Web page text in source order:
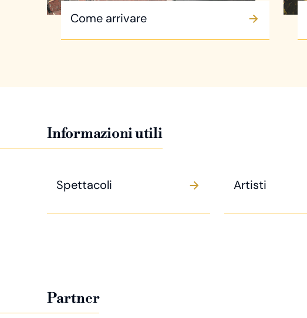
Come arrivare
Informazioni utili
Spettacoli Artisti
Partner